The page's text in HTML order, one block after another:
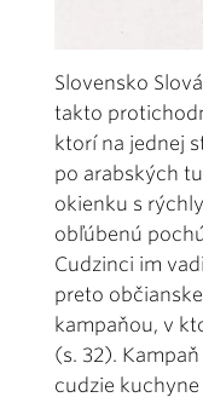
Slovensko
takto
ktorí na jednej
po arabských
okienku s
obľúbenú
Cudzinci im
preto
kampaňou, v
(s. 32).
cudzie